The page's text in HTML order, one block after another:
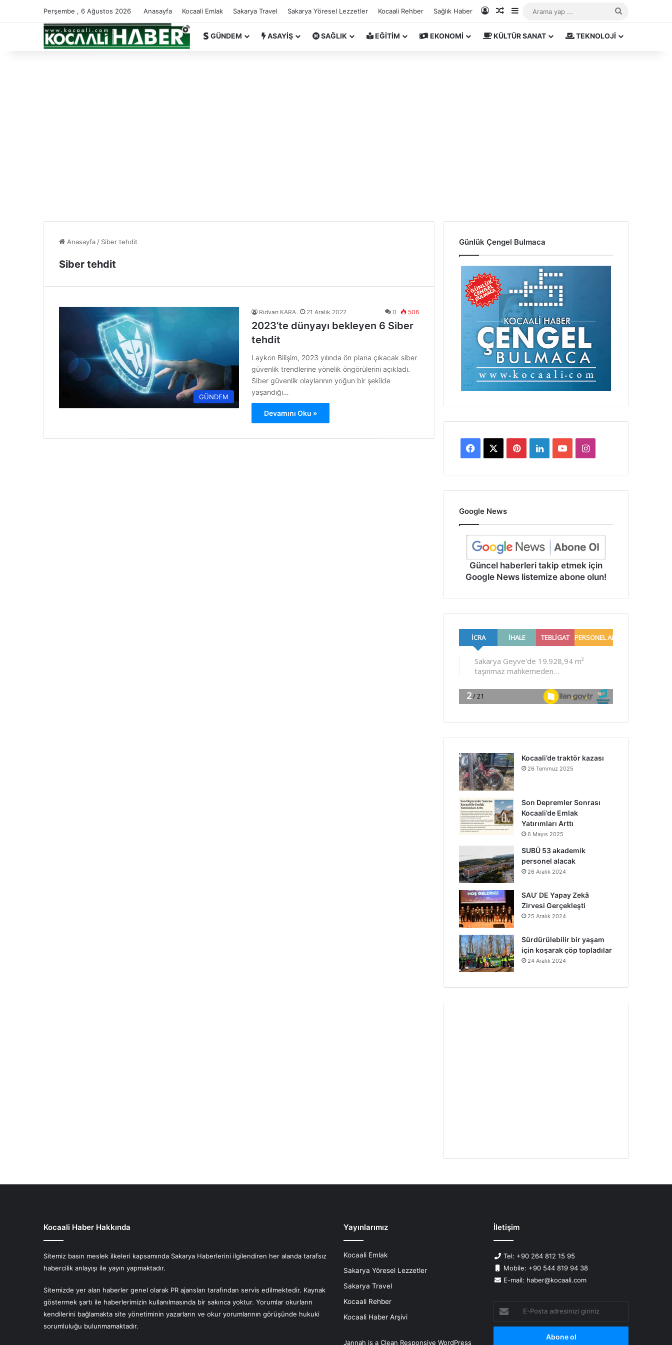
Perşembe , 6 Ağustos 2026 Anasayfa Kocaali Emlak Sakarya Travel Sakarya Yöresel Lezzetler Kocaali Rehber Sağlık Haber Kayıt OlRastgele Makale
Kenar Bölmesi
GÜNDEM ASAYİŞ SAĞLIK EĞİTİM EKONOMİ KÜLTÜR SANAT TEKNOLOJİ
Anasayfa / Siber tehdit
Siber tehdit
GÜNDEM
Ridvan KARA 21 Aralık 2022 0 506
2023’te dünyayı bekleyen 6 Siber
tehdit
Laykon Bilişim, 2023 yılında ön plana çıkacak siber
güvenlik trendlerine yönelik öngörülerini açıkladı.
Siber güvenlik olaylarının yoğun bir şekilde
yaşandığı…
Devamını Oku »
Günlük Çengel Bulmaca
Facebook PinterestLinkedInYouTubeInstagram
Google News
Güncel haberleri takip etmek için
Google News listemize abone olun!
Kocaali’de traktör kazası
26 Temmuz 2025
Son Depremler Sonrası
Kocaali’de Emlak
Yatırımları Arttı
6 Mayıs 2025
SUBÜ 53 akademik
personel alacak
26 Aralık 2024
SAU’ DE Yapay Zekâ
Zirvesi Gerçekleşti
25 Aralık 2024
Sürdürülebilir bir yaşam
için koşarak çöp topladılar
24 Aralık 2024
Kocaali Haber Hakkında
Sitemiz basın meslek ilkeleri kapsamında Sakarya Haberlerini ilgilendiren her alanda tarafsız
habercilik anlayışı ile yayın yapmaktadır.
Sitemizde yer alan haberler genel olarak PR ajansları tarafından servis edilmektedir. Kaynak
göstermek şartı ile haberlerimizin kullanılmasında bir sakınca yoktur. Yorumlar okurların
kendilerini bağlamakta site yönetiminin yazarların ve okur yorumlarının görüşünde hukuki
sorumluluğu bulunmamaktadır.
Yayınlarımız
Kocaali Emlak
Sakarya Yöresel Lezzetler
Sakarya Travel
Kocaali Rehber
Kocaali Haber Arşivi
Jannah is a Clean Responsive WordPress
İletişim
Tel: +90 264 812 15 95
Mobile: +90 544 819 94 38
E-mail: haber@kocaali.com
Posta
adresinizi